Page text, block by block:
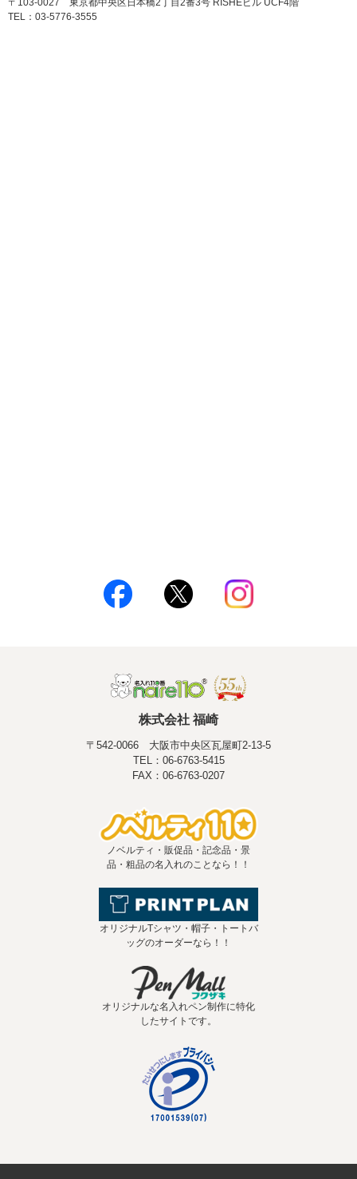
〒103-0027 東京都中央区日本橋2丁目2番3号 RISHEビル UCF4階
TEL：03-5776-3555
株式会社 福崎
〒542-0066 大阪市中央区瓦屋町2-13-5
TEL：06-6763-5415
FAX：06-6763-0207
ノベルティ・販促品・記念品・景
品・粗品の名入れのことなら！！
オリジナルTシャツ・帽子・トートバ
ッグのオーダーなら！！
オリジナルな名入れペン制作に特化
したサイトです。